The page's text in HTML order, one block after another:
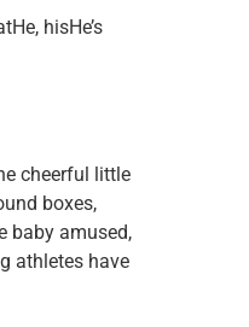
hisHe’s
cheerful little
boxes,
baby amused,
athletes have